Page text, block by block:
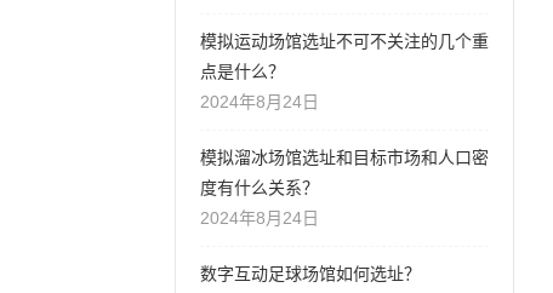
模拟运动场馆选址不可不关注的几个重
点是什么？
2024年8月24日
模拟溜冰场馆选址和目标市场和人口密
度有什么关系？
2024年8月24日
数字互动足球场馆如何选址？